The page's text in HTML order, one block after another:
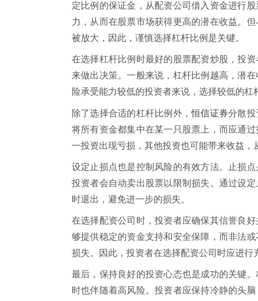
定比例的保证金，从配资公司借入资金进行
力，从而在股票市场获得更高的潜在收益。
被放大，因此，谨慎选择杠杆比例是关键。
在选择杠杆比例时最好的股票配资炒股，投
来做出决策。一般来说，杠杆比例越高，潜
险承受能力较低的投资者来说，选择较低的杠
除了选择合适的杠杆比例外，恒信证券分散投
将所有资金都集中在某一只股票上，而应通
一投资出现亏损，其他投资也可能带来收益，
设定止损点也是控制风险的有效方法。止损
投资者会自动卖出股票以限制损失。通过设
时退出，避免进一步的损失。
在选择配资公司时，投资者应确保其信誉良
够提供稳定的资金支持和安全保障，而非法
损失。因此，投资者在选择配资公司时应进行
最后，保持良好的投资心态也是成功的关键
时也伴随着高风险。投资者应保持冷静的头